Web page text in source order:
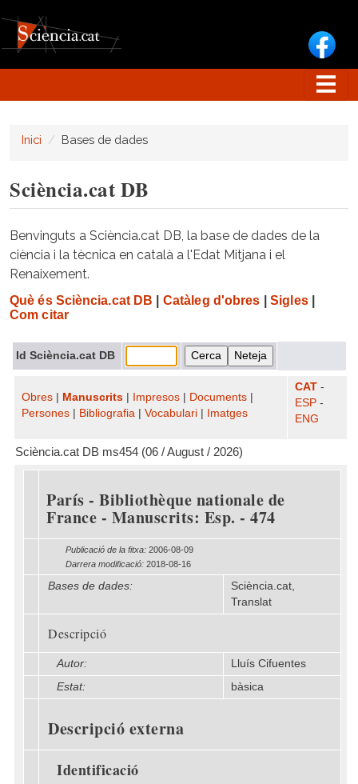
Inici Bases de dades
Sciència.cat DB
Benvinguts a Sciència.cat DB, la base de dades de la
ciència i la tècnica en català a l'Edat Mitjana i el
Renaixement.
Què és Sciència.cat DB Catàleg d'obres Sigles|
Com citar
Id Sciència.cat DB
Obres Manuscrits Impresos Documents
Persones
Bibliografia Vocabulari Imatges
CAT -
ESP -
ENG
Sciència.cat DB ms454 (06 / August / 2026)
París - Bibliothèque nationale de
France - Manuscrits: Esp. - 474
Publicació de la fitxa: 2006-08-09
Darrera modificació: 2018-08-16
Bases de dades:
Sciència.cat,
Translat
Descripció
Autor:
Lluís Cifuentes
Estat:
bàsica
Descripció externa
Identificació